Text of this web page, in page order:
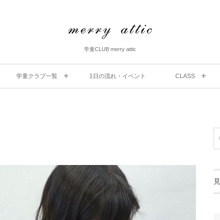
学童CLUB merry attic
学童クラブ一覧 1⽇の流れ・イベント CLASS